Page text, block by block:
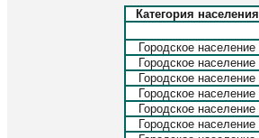
Категория населения
Городское население
Городское население
Городское население
Городское население
Городское население
Городское население